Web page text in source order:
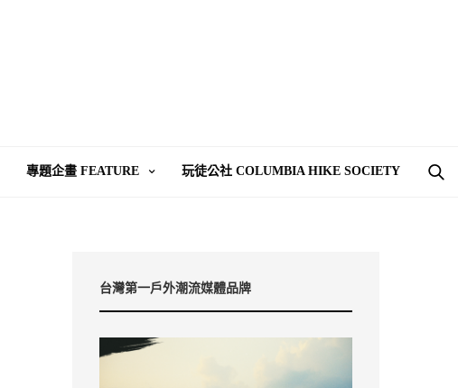
專題企畫 FEATURE 玩徒公社 COLUMBIA HIKE SOCIETY
台灣第一戶外潮流媒體品牌